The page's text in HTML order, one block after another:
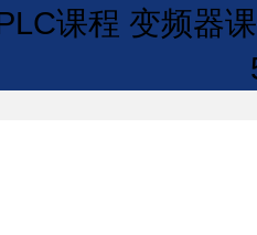
课程 变频器